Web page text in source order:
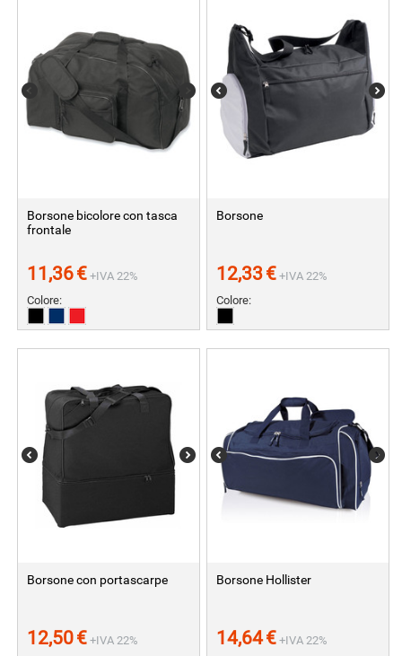
Borsone bicolore con tasca
frontale
11,36€ +IVA 22%
Colore:
Borsone
12,33€ +IVA 22%
Colore:
Borsone con portascarpe
12,50€ +IVA 22%
Borsone Hollister
14,64€ +IVA 22%